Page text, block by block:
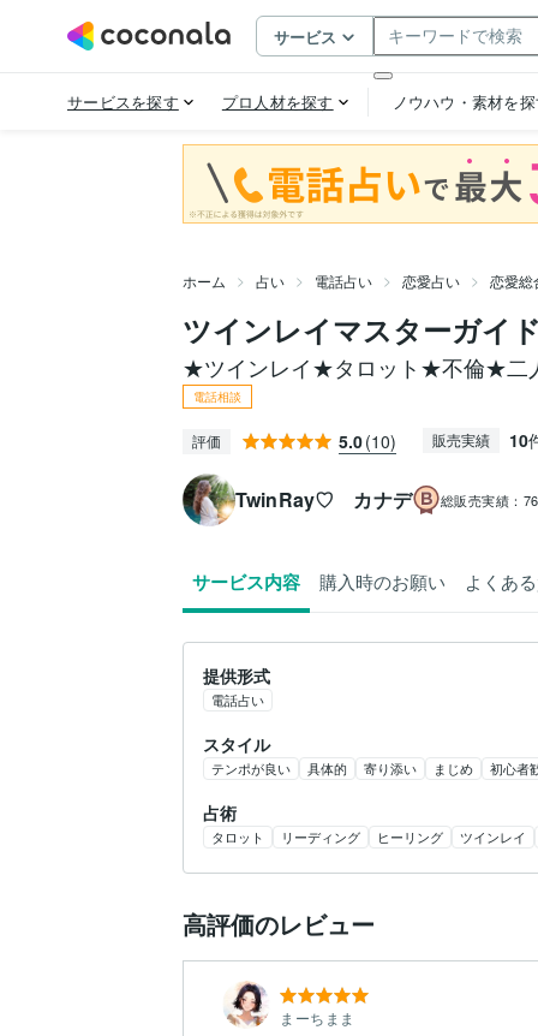
ホーム 占い 電話占い 恋愛占い 恋愛総
ツインレイマスターガイ
★ツインレイ★タロット★不倫★
電話相談
評価 5.0(10) 販売実績 10
TwinRay♡ カナデ 総販売実績：
サービス内容 購入時のお願い よくあ
提供形式
電話占い
スタイル
テンポが良い 具体的 寄り添い まじめ 初心者
占術
タロット リーディング ヒーリング ツインレイ
高評価のレビュー
まーちまま